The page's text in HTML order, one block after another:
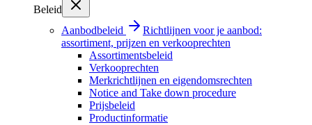
Beleid
Aanbodbeleid
Richtlijnen voor je aanbod:
assortiment, prijzen en verkooprechten
Assortimentsbeleid
Verkooprechten
Merkrichtlijnen en eigendomsrechten
Notice and Take down procedure
Prijsbeleid
Productinformatie